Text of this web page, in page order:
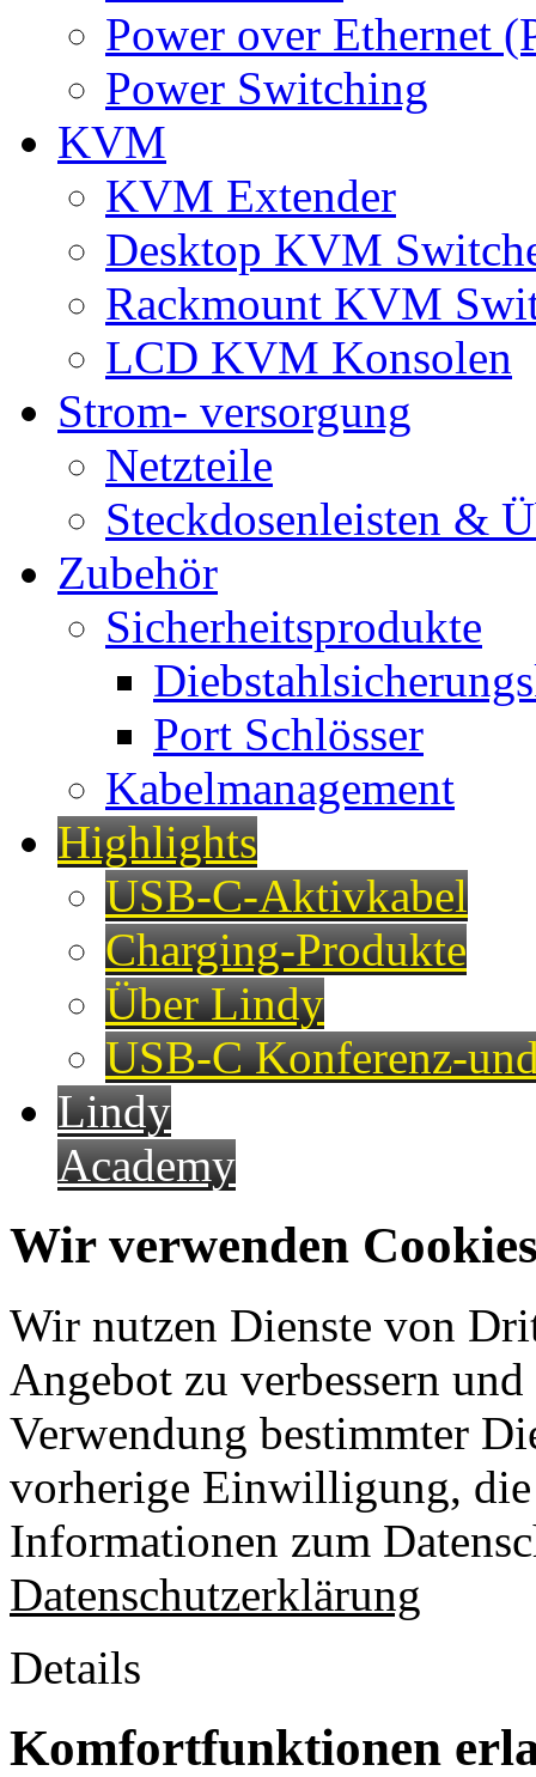
Power over Ethernet
Power Switching
KVM
KVM Extender
Desktop KVM
Rackmount KVM
LCD KVM Konsolen
Strom- versorgung
Netzteile
Steckdosenleisten &
Zubehör
Sicherheitsprodukte
Port Schlösser
Kabelmanagement
Highlights
USB-C-Aktivkabel
Charging-Produkte
Über Lindy
USB-C Konferenz-
Lindy
Academy
Wir verwenden
Wir nutzen Dienste von
Angebot zu verbessern
Verwendung bestimmter
vorherige Einwilligung,
Informationen zum
Datenschutzerklärung
Details
Komfortfunktionen